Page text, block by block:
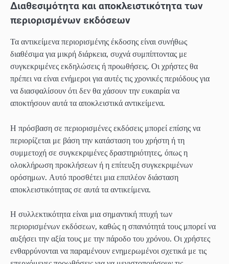
Διαθεσιμότητα και αποκλειστικότητα των
περιορισμένων εκδόσεων
Τα αντικείμενα περιορισμένης έκδοσης είναι συνήθως
διαθέσιμα για μικρή διάρκεια, συχνά συμπίπτοντας με
συγκεκριμένες εκδηλώσεις ή προωθήσεις. Οι χρήστες θα
πρέπει να είναι ενήμεροι για αυτές τις χρονικές περιόδους για
να διασφαλίσουν ότι δεν θα χάσουν την ευκαιρία να
αποκτήσουν αυτά τα αποκλειστικά αντικείμενα.
Η πρόσβαση σε περιορισμένες εκδόσεις μπορεί επίσης να
περιορίζεται με βάση την κατάσταση του χρήστη ή τη
συμμετοχή σε συγκεκριμένες δραστηριότητες, όπως η
ολοκλήρωση προκλήσεων ή η επίτευξη συγκεκριμένων
ορόσημων. Αυτό προσθέτει μια επιπλέον διάσταση
αποκλειστικότητας σε αυτά τα αντικείμενα.
Η συλλεκτικότητα είναι μια σημαντική πτυχή των
περιορισμένων εκδόσεων, καθώς η σπανιότητά τους μπορεί να
αυξήσει την αξία τους με την πάροδο του χρόνου. Οι χρήστες
ενθαρρύνονται να παραμένουν ενημερωμένοι σχετικά με τις